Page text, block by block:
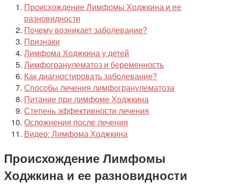
Происхождение Лимфомы Ходжкина и ее
разновидности
Почему возникает заболевание?
Признаки
Лимфома Ходжкина у детей
Лимфогранулематоз и беременность
Как диагностировать заболевание?
Способы лечения лимфогранулематоза
Питание при лимфоме Ходжкина
Степень эффективности лечения
Осложнения после лечения
Видео: Лимфома Ходжкина
Происхождение Лимфомы
Ходжкина и ее разновидности